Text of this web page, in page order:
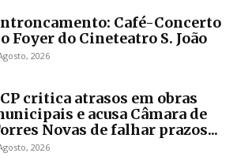
Café-Concerto
Foyer do Cineteatro S. João
2026
critica atrasos em obras
e acusa Câmara de
Novas de falhar prazos...
2026